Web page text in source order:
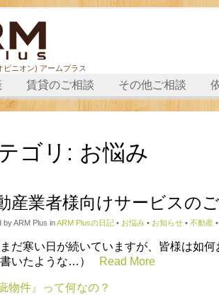
ニオン) アームプラス
賃貸のご相談 その他ご相談
ゴリ: お悩み
産業者様向けサービスの
by ARM Plus inARM Plusの日記 • お悩み • お知らせ • 不動産 •
だ寒い日が続いていますが、皆様は如
書いたような…）
Read More
物件』って何なの？